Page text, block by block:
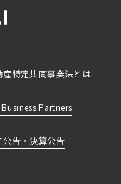
産特定共同事業法とは
Partners
公告・決算公告